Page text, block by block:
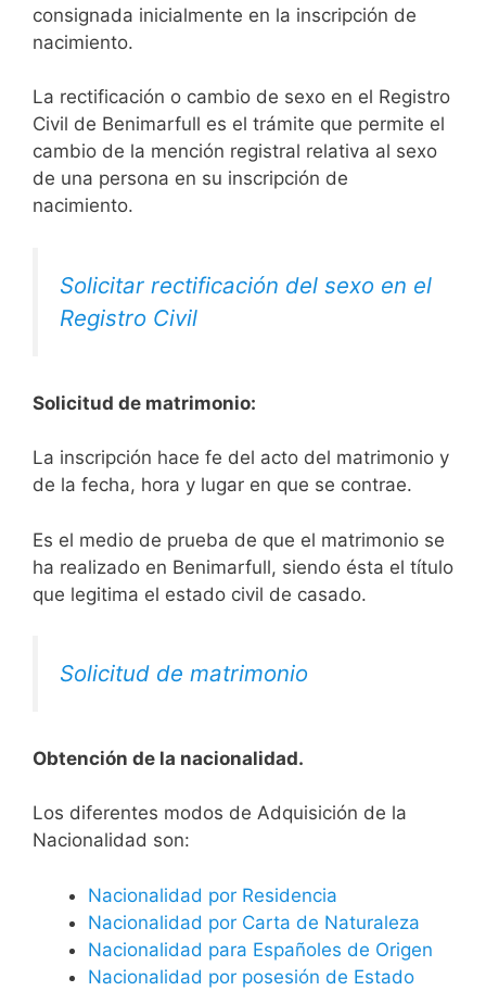
consignada inicialmente en la inscripción de
nacimiento.
La rectificación o cambio de sexo en el Registro
Civil de Benimarfull es el trámite que permite el
cambio de la mención registral relativa al sexo
de una persona en su inscripción de
nacimiento.
Solicitar rectificación del sexo en el
Registro Civil
Solicitud de matrimonio:
La inscripción hace fe del acto del matrimonio y
de la fecha, hora y lugar en que se contrae.
Es el medio de prueba de que el matrimonio se
ha realizado en Benimarfull, siendo ésta el título
que legitima el estado civil de casado.
Solicitud de matrimonio
Obtención de la nacionalidad.
​​​Los diferentes modos de Adquisición de la
Nacionalidad son:
Nacionalidad por Residencia
Nacionalidad por Carta de Naturaleza
Nacionalidad para Españoles de Origen
Nacionalidad por posesión de Estado